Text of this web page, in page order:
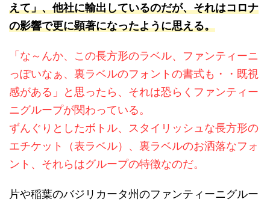
えて」、他社に輸出しているのだが、それはコロナ
の影響で更に顕著になったように思える。
「な～んか、この長方形のラベル、ファンティーニ
っぽいなぁ、裏ラベルのフォントの書式も・・既視
感がある」と思ったら、それは恐らくファンティー
ニグループが関わっている。
ずんぐりとしたボトル、スタイリッシュな長方形の
エチケット（表ラベル）、裏ラベルのお洒落なフォ
ント、それらはグループの特徴なのだ。
片や稲葉のバジリカータ州のファンティーニグルー